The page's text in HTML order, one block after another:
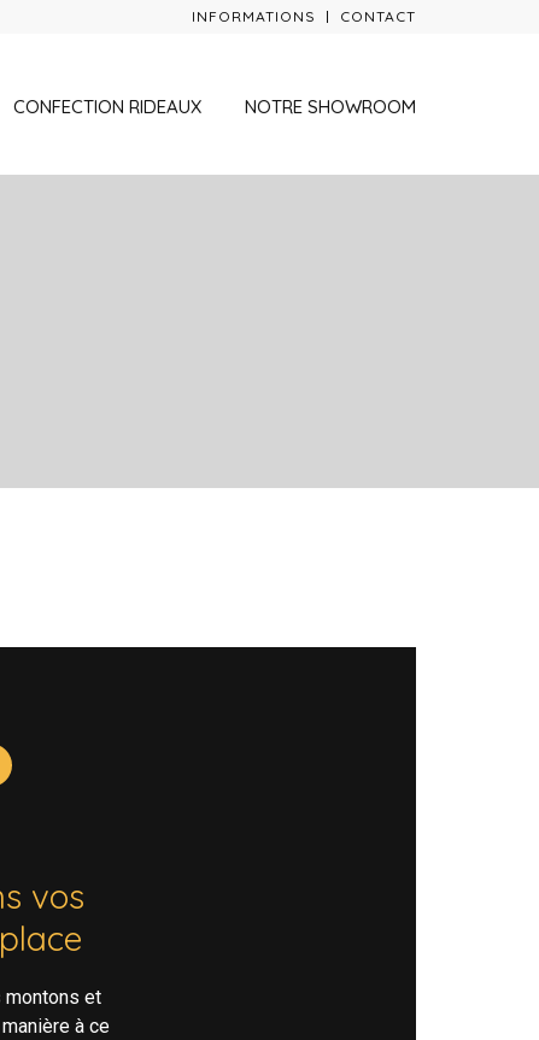
INFORMATIONS CONTACT
CONFECTION RIDEAUX NOTRE SHOWROOM
vos
montons et
à ce